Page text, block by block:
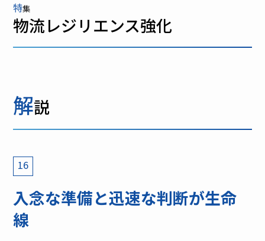
特集
物流レジリエンス強化
解説
16
入念な準備と迅速な判断が生命
線